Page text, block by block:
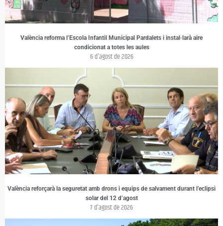
València reforma l’Escola Infantil Municipal Pardalets i instal·larà aire
condicionat a totes les aules
6 d'agost de 2026
València reforçarà la seguretat amb drons i equips de salvament durant l’eclipsi
solar del 12 d’agost
7 d'agost de 2026